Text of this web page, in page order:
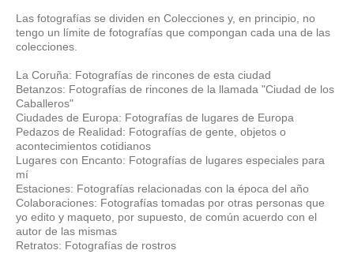
Las fotografías se dividen en Colecciones y, en principio, no
tengo un límite de fotografías que compongan cada una de las
colecciones.
La Coruña: Fotografías de rincones de esta ciudad
Betanzos: Fotografías de rincones de la llamada "Ciudad de los
Caballeros"
Ciudades de Europa: Fotografías de lugares de Europa
Pedazos de Realidad: Fotografías de gente, objetos o
acontecimientos cotidianos
Lugares con Encanto: Fotografías de lugares especiales para
mí
Estaciones: Fotografías relacionadas con la época del año
Colaboraciones: Fotografías tomadas por otras personas que
yo edito y maqueto, por supuesto, de común acuerdo con el
autor de las mismas
Retratos: Fotografías de rostros